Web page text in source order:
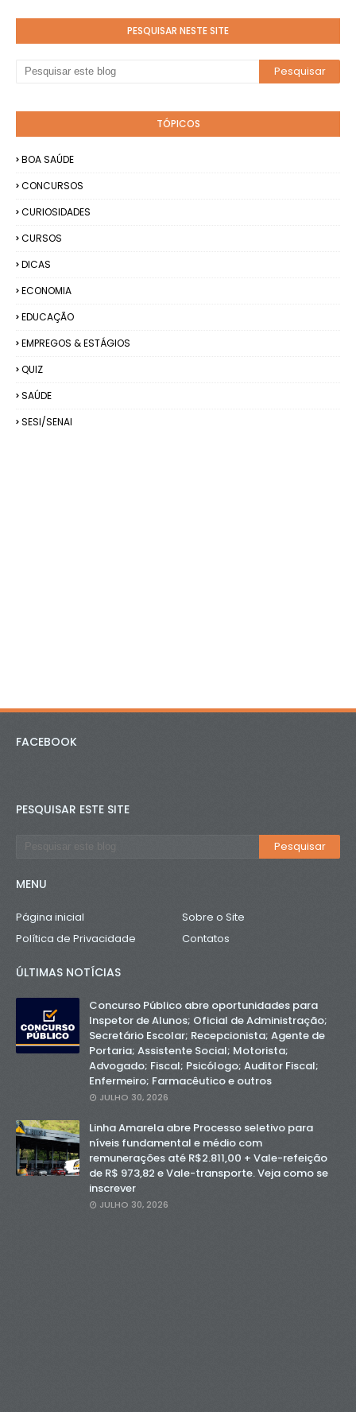
PESQUISAR NESTE SITE
TÓPICOS
BOA SAÚDE
CONCURSOS
CURIOSIDADES
CURSOS
DICAS
ECONOMIA
EDUCAÇÃO
EMPREGOS & ESTÁGIOS
QUIZ
SAÚDE
SESI/SENAI
FACEBOOK
PESQUISAR ESTE SITE
MENU
Página inicial
Sobre o Site
Política de Privacidade
Contatos
ÚLTIMAS NOTÍCIAS
Concurso Público abre oportunidades para
Inspetor de Alunos; Oficial de Administração;
Secretário Escolar; Recepcionista; Agente de
Portaria; Assistente Social; Motorista;
Advogado; Fiscal; Psicólogo; Auditor Fiscal;
Enfermeiro; Farmacêutico e outros
JULHO 30, 2026
Linha Amarela abre Processo seletivo para
níveis fundamental e médio com
remunerações até R$2.811,00 + Vale-refeição
de R$ 973,82 e Vale-transporte. Veja como se
inscrever
JULHO 30, 2026